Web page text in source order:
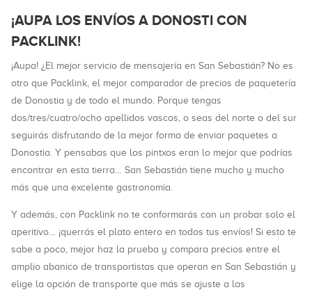
¡AUPA LOS ENVÍOS A DONOSTI CON
PACKLINK!
¡Aupa! ¿El mejor servicio de mensajería en San Sebastián? No es
otro que Packlink, el mejor comparador de precios de paquetería
de Donostia y de todo el mundo. Porque tengas
dos/tres/cuatro/ocho apellidos vascos, o seas del norte o del sur
seguirás disfrutando de la mejor forma de enviar paquetes a
Donostia. Y pensabas que los pintxos eran lo mejor que podrías
encontrar en esta tierra… San Sebastián tiene mucho y mucho
más que una excelente gastronomía.
Y además, con Packlink no te conformarás con un probar solo el
aperitivo… ¡querrás el plato entero en todos tus envíos! Si esto te
sabe a poco, mejor haz la prueba y compara precios entre el
amplio abanico de transportistas que operan en San Sebastián y
elige la opción de transporte que más se ajuste a las